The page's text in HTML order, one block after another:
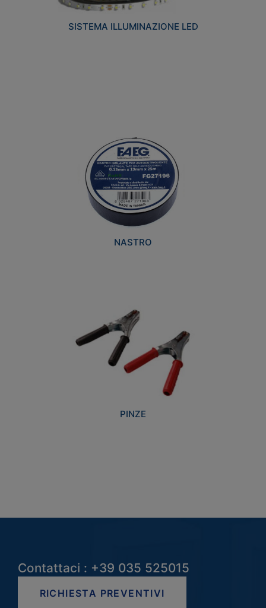
SISTEMA ILLUMINAZIONE LED
NASTRO
PINZE
Contattaci : +39 035 525015
RICHIESTA PREVENTIVI